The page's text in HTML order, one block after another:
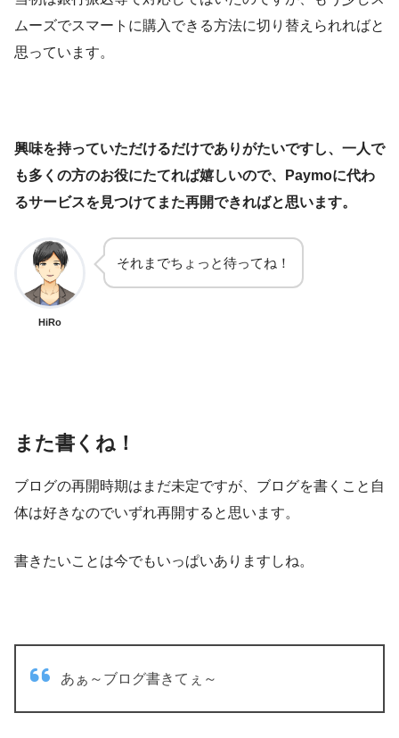
ムーズでスマートに購入できる方法に切り替えられればと
思っています。
興味を持っていただけるだけでありがたいですし、一人で
も多くの方のお役にたてれば嬉しいので、Paymoに代わ
るサービスを見つけてまた再開できればと思います。
HiRo
それまでちょっと待ってね！
また書くね！
ブログの再開時期はまだ未定ですが、ブログを書くこと自
体は好きなのでいずれ再開すると思います。
書きたいことは今でもいっぱいありますしね。
あぁ～ブログ書きてぇ～